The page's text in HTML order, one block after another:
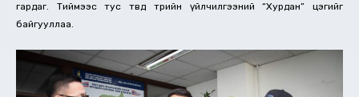
гардаг. Тиймээс тус төвд төрийн үйлчилгээний “Хурдан” цэгийг
байгууллаа.